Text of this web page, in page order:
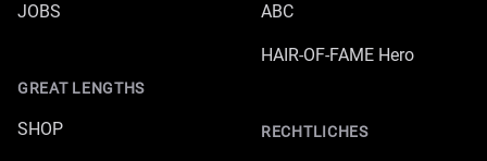
JOBS
GREAT LENGTHS
SHOP
ABC
HAIR-OF-FAME Hero
RECHTLICHES